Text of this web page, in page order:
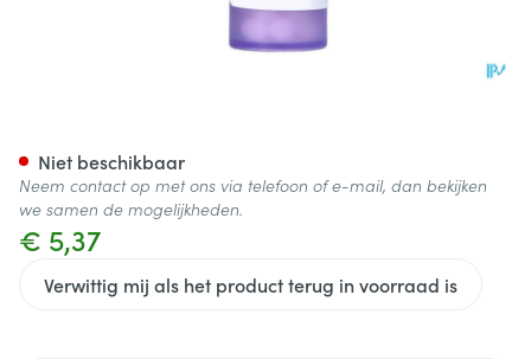
€ 5,37
Verwittig mij als het product terug in voorraad is
Niet beschikbaar
Neem contact op met ons via telefoon of e-mail, dan bekijken
we samen de mogelijkheden.